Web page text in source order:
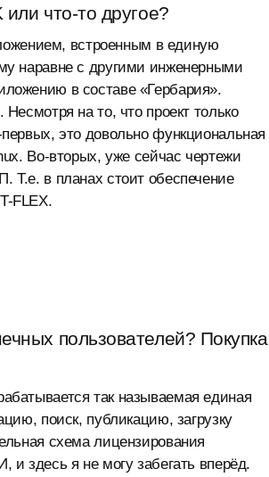
что-то другое?
встроенным в единую
наравне с другими инженерными
в составе «Гербария».
на то, что проект только
это довольно функциональная
Во-вторых, уже сейчас чертежи
Т.е. в планах стоит обеспечение
FLEX.
пользователей? Покупка
так называемая единая
поиск, публикацию, загрузку
схема лицензирования
здесь я не могу забегать вперёд.